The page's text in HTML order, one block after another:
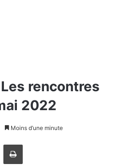
rencontres
2022
Moins d’une minute